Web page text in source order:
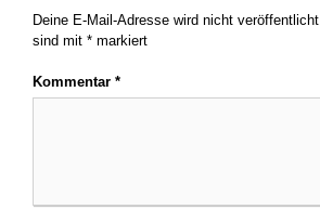
Deine E-Mail-Adresse wird nicht veröffentlicht.
sind mit * markiert
Kommentar *